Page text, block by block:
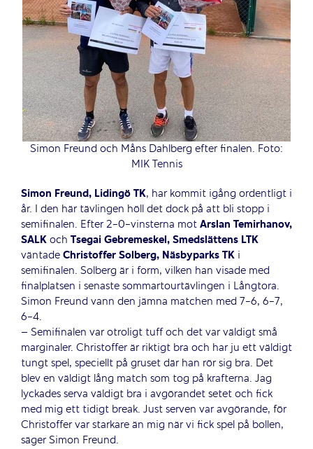
Simon Freund och Måns Dahlberg efter finalen. Foto:
MIK Tennis
Simon Freund, Lidingö TK, har kommit igång ordentligt i
år. I den här tävlingen höll det dock på att bli stopp i
semifinalen. Efter 2-0-vinsterna motArslan Temirhanov,
SALKoch Tsegai Gebremeskel, Smedslättens LTK
väntadeChristoffer Solberg, Näsbyparks TKi
semifinalen. Solberg är i form, vilken han visade med
finalplatsen i senaste sommartourtävlingen i Långtora.
Simon Freund vann den jämna matchen med 7-6, 6-7,
6-4.
– Semifinalen var otroligt tuff och det var väldigt små
marginaler. Christoffer är riktigt bra och har ju ett väldigt
tungt spel, speciellt på gruset där han rör sig bra. Det
blev en väldigt lång match som tog på krafterna. Jag
lyckades serva väldigt bra i avgörandet setet och fick
med mig ett tidigt break. Just serven var avgörande, för
Christoffer var starkare än mig när vi fick spel på bollen,
säger Simon Freund.